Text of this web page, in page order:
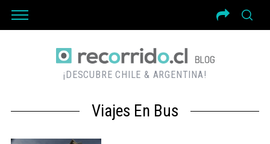
¡DESCUBRE CHILE & ARGENTINA!
Viajes En Bus